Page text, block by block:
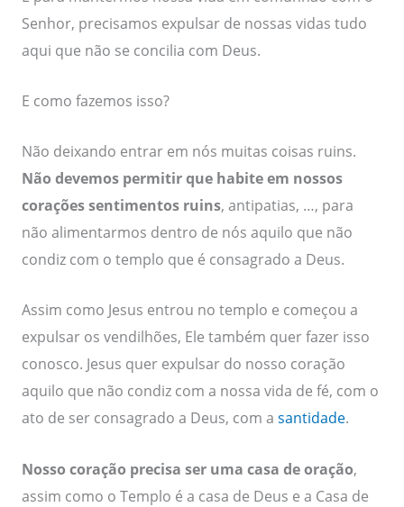
Senhor, precisamos expulsar de nossas vidas tudo
aqui que não se concilia com Deus.
E como fazemos isso?
Não deixando entrar em nós muitas coisas ruins.
Não devemos permitir que habite em nossos
corações sentimentos ruins, antipatias, …, para
não alimentarmos dentro de nós aquilo que não
condiz com o templo que é consagrado a Deus.
Assim como Jesus entrou no templo e começou a
expulsar os vendilhões, Ele também quer fazer isso
conosco. Jesus quer expulsar do nosso coração
aquilo que não condiz com a nossa vida de fé, com o
ato de ser consagrado a Deus, com a santidade.
Nosso coração precisa ser uma casa de oração,
assim como o Templo é a casa de Deus e a Casa de